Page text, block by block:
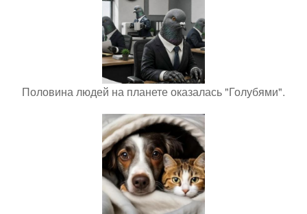
Половина людей на планете оказалась "Голубями".